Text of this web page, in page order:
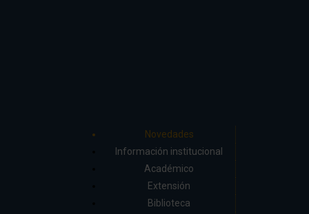
Novedades
Información institucional
Académico
Extensión
Biblioteca